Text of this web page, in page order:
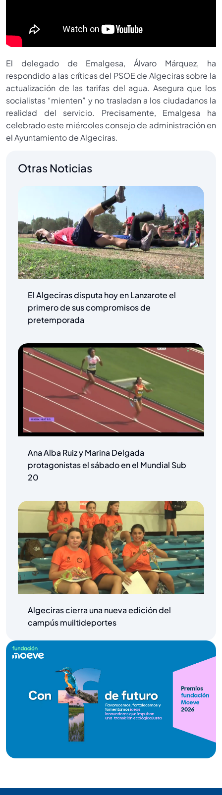
El delegado de Emalgesa, Álvaro Márquez, ha
respondido a las críticas del PSOE de Algeciras sobre la
actualización de las tarifas del agua. Asegura que los
socialistas “mienten” y no trasladan a los ciudadanos la
realidad del servicio. Precisamente, Emalgesa ha
celebrado este miércoles consejo de administración en
el Ayuntamiento de Algeciras.
Otras Noticias
El Algeciras disputa hoy en Lanzarote el
primero de sus compromisos de
pretemporada
Ana Alba Ruiz y Marina Delgada
protagonistas el sábado en el Mundial Sub
20
Algeciras cierra una nueva edición del
campús muiltideportes